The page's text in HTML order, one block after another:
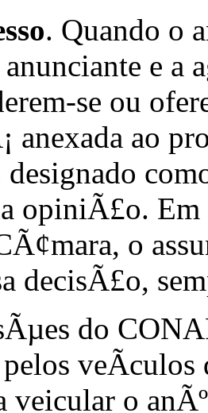
. Quando o
e a
se ou
anexada ao
opiniÃ£o. Em
o
decisÃ£o,
do
pelos
veicular o